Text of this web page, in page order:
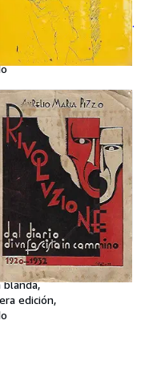
'a morte? (Perché la
Nuove poesie d'amore
lucano
blanda
edición
Dal diario di un
in cammino
blanda
edición